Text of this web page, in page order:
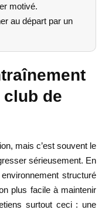
motivé.
au départ par un
de
mais c’est souvent le
sérieusement. En
structuré
plus facile à maintenir
surtout ceci : une